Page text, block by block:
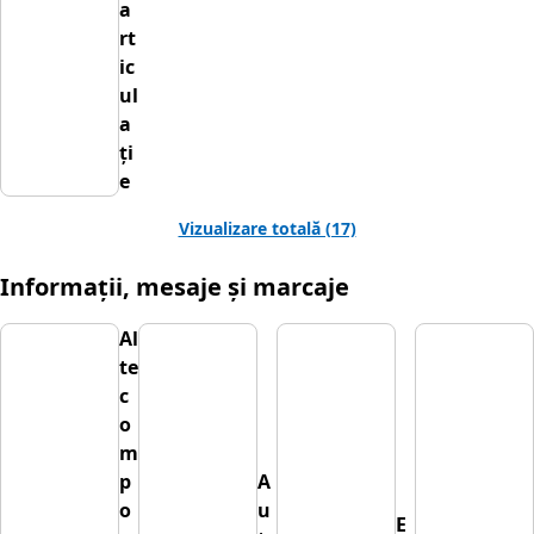
a
rt
ic
ul
a
ți
e
Vizualizare totală (17)
Informații, mesaje și marcaje
Al
te
c
o
m
p
o
A
u
E